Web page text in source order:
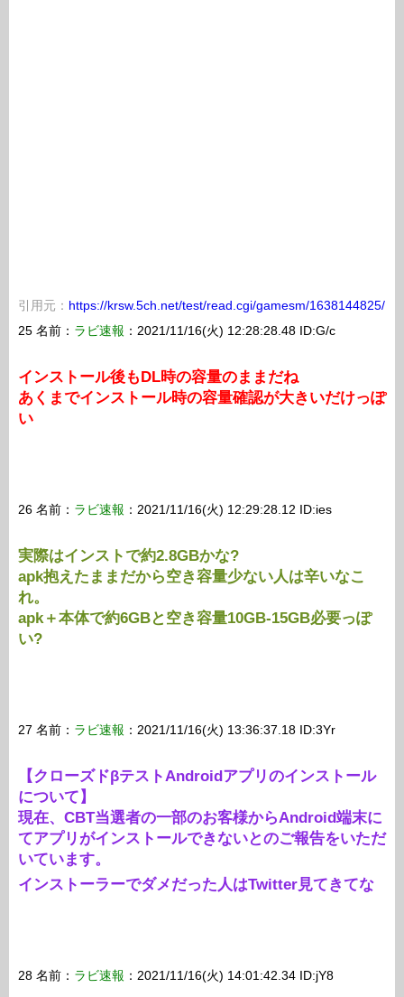
引用元： https://krsw.5ch.net/test/read.cgi/gamesm/1638144825/
25 名前： ラビ速報 ：2021/11/16(火) 12:28:28.48 ID:G/c
インストール後もDL時の容量のままだね
あくまでインストール時の容量確認が大きいだけっぽ
い
26 名前： ラビ速報 ：2021/11/16(火) 12:29:28.12 ID:ies
実際はインストで約2.8GBかな?
apk抱えたままだから空き容量少ない人は辛いなこ
れ。
apk＋本体で約6GBと空き容量10GB-15GB必要っぽ
い?
27 名前： ラビ速報 ：2021/11/16(火) 13:36:37.18 ID:3Yr
【クローズドβテストAndroidアプリのインストール
について】
現在、CBT当選者の一部のお客様からAndroid端末に
てアプリがインストールできないとのご報告をいただ
いています。
インストーラーでダメだった人はTwitter見てきてな
28 名前： ラビ速報 ：2021/11/16(火) 14:01:42.34 ID:jY8